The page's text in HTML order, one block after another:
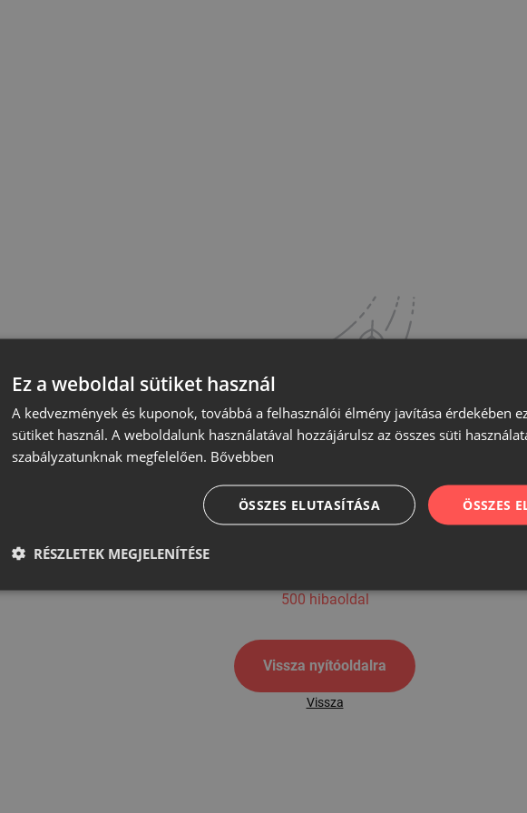
500
500 hibaoldal
Vissza nyítóoldalra
Vissza
Ez a weboldal sütiket használ
A kedvezmények és kuponok, továbbá a felhasználói élmény javítása érdekében
sütiket használ. A weboldalunk használatával hozzájárulsz az összes süti
szabályzatunknak megfelelően. Bővebben
ÖSSZES
ÖSSZES ELUTASÍTÁSA
RÉSZLETEK MEGJELENÍTÉSE